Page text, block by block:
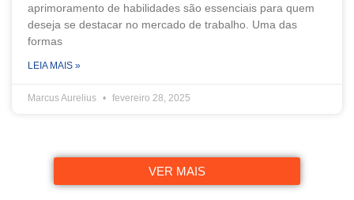
aprimoramento de habilidades são essenciais para quem
deseja se destacar no mercado de trabalho. Uma das
formas
LEIA MAIS »
Marcus Aurelius fevereiro 28, 2025
VER MAIS